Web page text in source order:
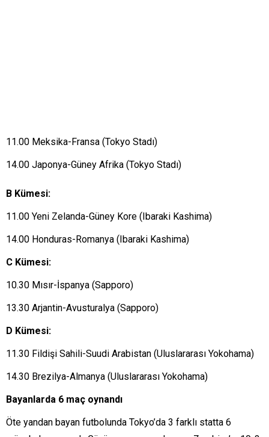
11.00 Meksika-Fransa (Tokyo Stadı)
14.00 Japonya-Güney Afrika (Tokyo Stadı)
B Kümesi:
11.00 Yeni Zelanda-Güney Kore (Ibaraki Kashima)
14.00 Honduras-Romanya (Ibaraki Kashima)
C Kümesi:
10.30 Mısır-İspanya (Sapporo)
13.30 Arjantin-Avusturalya (Sapporo)
D Kümesi:
11.30 Fildişi Sahili-Suudi Arabistan (Uluslararası Yokohama)
14.30 Brezilya-Almanya (Uluslararası Yokohama)
Bayanlarda 6 maç oynandı
Öte yandan bayan futbolunda Tokyo’da 3 farklı statta 6